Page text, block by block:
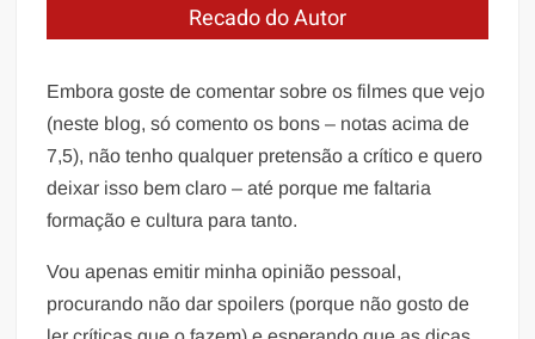
Recado do Autor
Embora goste de comentar sobre os filmes que vejo
(neste blog, só comento os bons – notas acima de
7,5), não tenho qualquer pretensão a crítico e quero
deixar isso bem claro – até porque me faltaria
formação e cultura para tanto.
Vou apenas emitir minha opinião pessoal,
procurando não dar spoilers (porque não gosto de